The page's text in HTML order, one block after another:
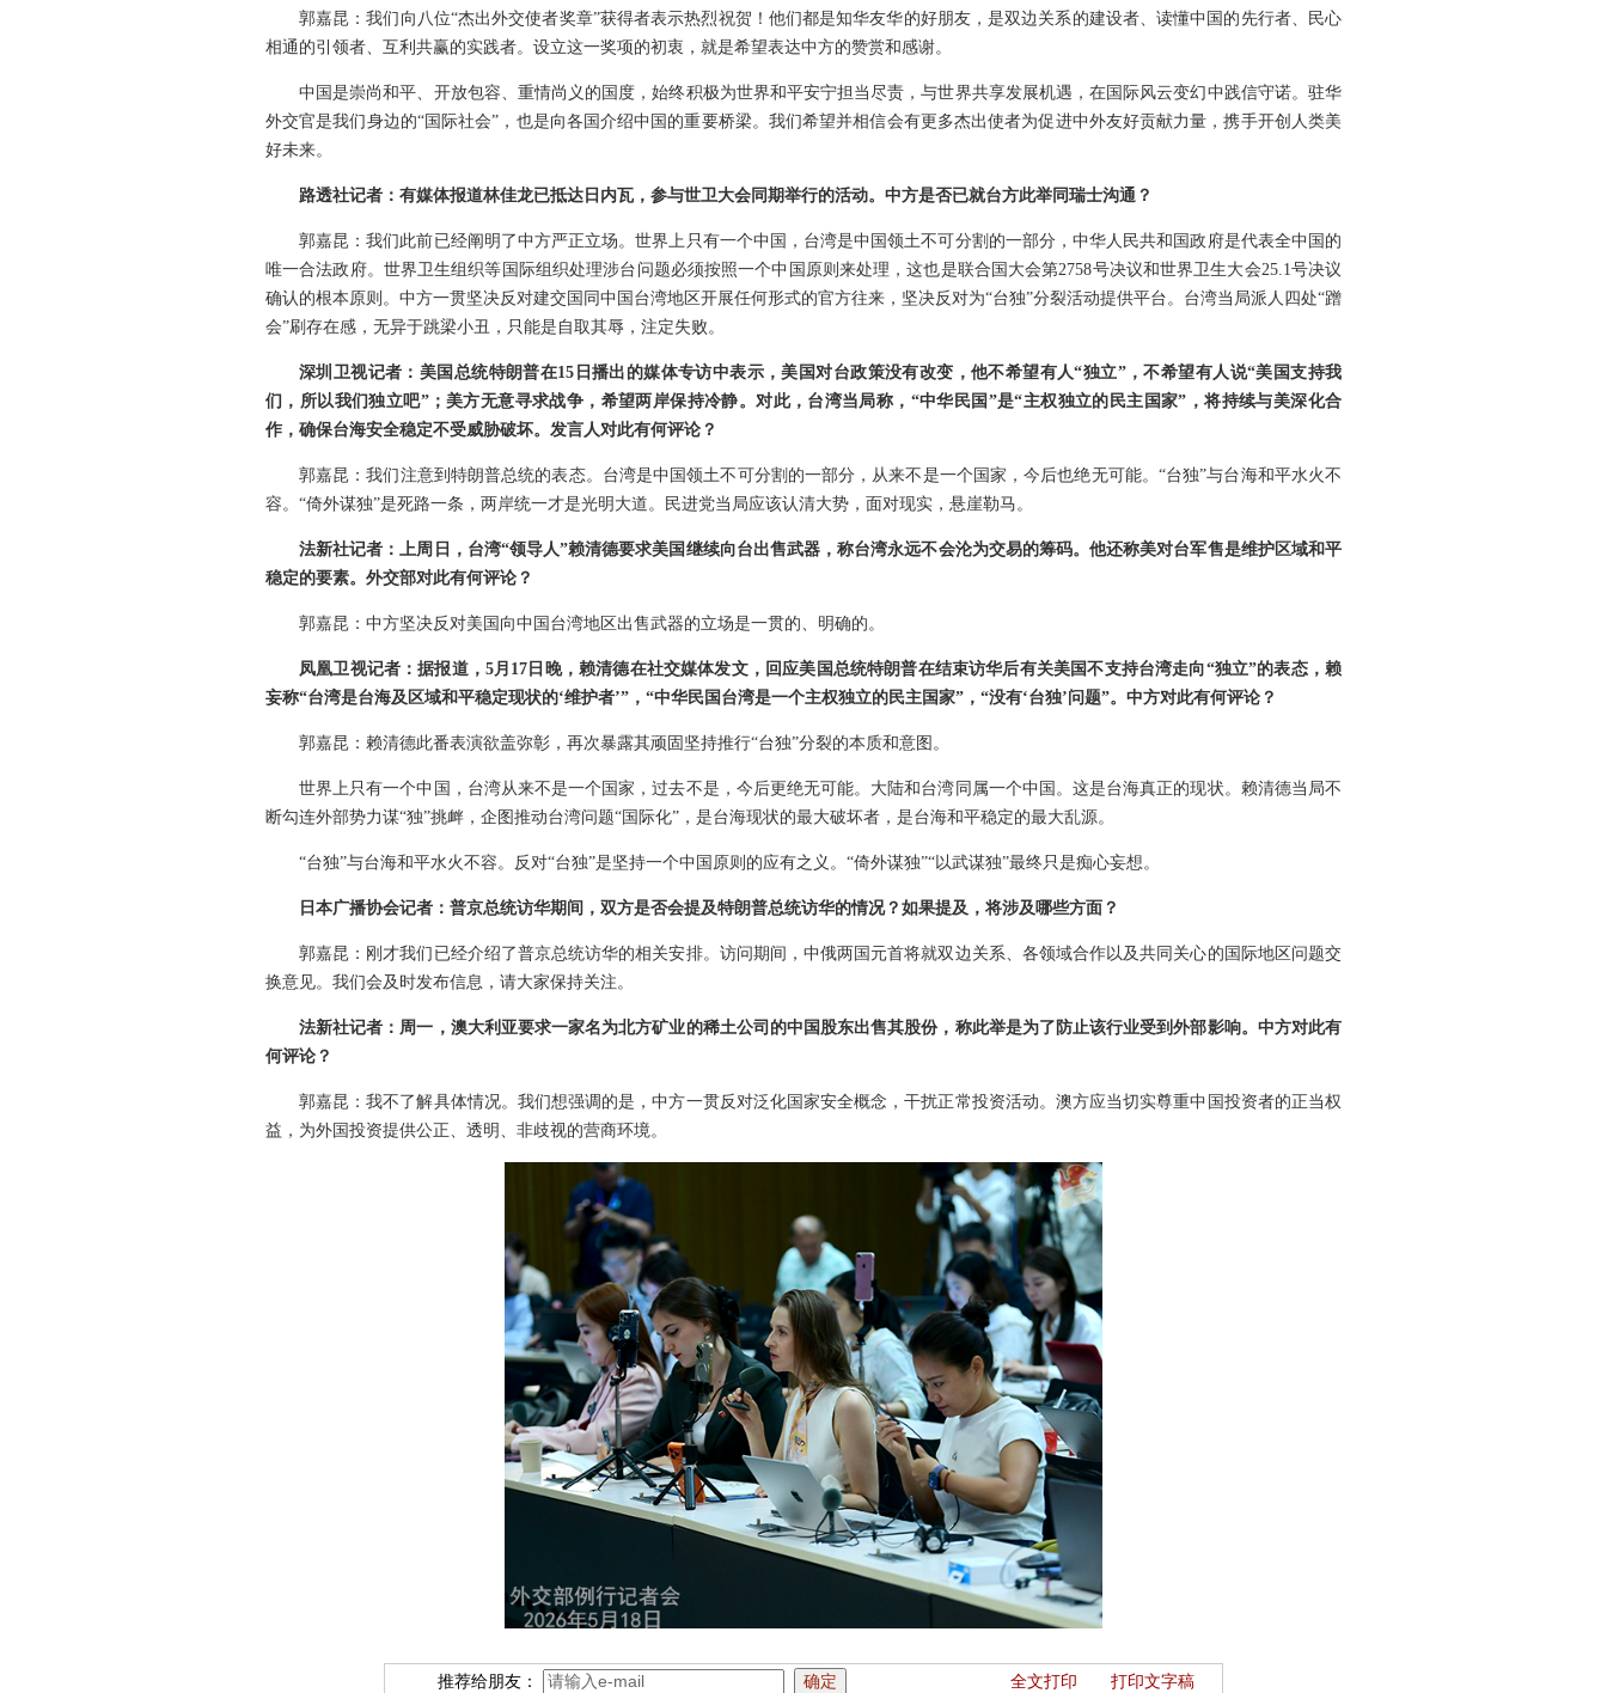
郭嘉昆：我们向八位“杰出外交使者奖章”获得者表示热烈祝贺！他们都是知华友华的好朋友，是双边关系的建设者、读懂中国的先行者、民心
相通的引领者、互利共赢的实践者。设立这一奖项的初衷，就是希望表达中方的赞赏和感谢。
中国是崇尚和平、开放包容、重情尚义的国度，始终积极为世界和平安宁担当尽责，与世界共享发展机遇，在国际风云变幻中践信守诺。驻华
外交官是我们身边的“国际社会”，也是向各国介绍中国的重要桥梁。我们希望并相信会有更多杰出使者为促进中外友好贡献力量，携手开创人类美
好未来。
路透社记者：有媒体报道林佳龙已抵达日内瓦，参与世卫大会同期举行的活动。中方是否已就台方此举同瑞士沟通？
郭嘉昆：我们此前已经阐明了中方严正立场。世界上只有一个中国，台湾是中国领土不可分割的一部分，中华人民共和国政府是代表全中国的
唯一合法政府。世界卫生组织等国际组织处理涉台问题必须按照一个中国原则来处理，这也是联合国大会第2758号决议和世界卫生大会25.1号决议
确认的根本原则。中方一贯坚决反对建交国同中国台湾地区开展任何形式的官方往来，坚决反对为“台独”分裂活动提供平台。台湾当局派人四处“蹭
会”刷存在感，无异于跳梁小丑，只能是自取其辱，注定失败。
深圳卫视记者：美国总统特朗普在15日播出的媒体专访中表示，美国对台政策没有改变，他不希望有人“独立”，不希望有人说“美国支持我
们，所以我们独立吧”；美方无意寻求战争，希望两岸保持冷静。对此，台湾当局称，“中华民国”是“主权独立的民主国家”，将持续与美深化合
作，确保台海安全稳定不受威胁破坏。发言人对此有何评论？
郭嘉昆：我们注意到特朗普总统的表态。台湾是中国领土不可分割的一部分，从来不是一个国家，今后也绝无可能。“台独”与台海和平水火不
容。“倚外谋独”是死路一条，两岸统一才是光明大道。民进党当局应该认清大势，面对现实，悬崖勒马。
法新社记者：上周日，台湾“领导人”赖清德要求美国继续向台出售武器，称台湾永远不会沦为交易的筹码。他还称美对台军售是维护区域和平
稳定的要素。外交部对此有何评论？
郭嘉昆：中方坚决反对美国向中国台湾地区出售武器的立场是一贯的、明确的。
凤凰卫视记者：据报道，5月17日晚，赖清德在社交媒体发文，回应美国总统特朗普在结束访华后有关美国不支持台湾走向“独立”的表态，赖
妄称“台湾是台海及区域和平稳定现状的‘维护者’”，“中华民国台湾是一个主权独立的民主国家”，“没有‘台独’问题”。中方对此有何评论？
郭嘉昆：赖清德此番表演欲盖弥彰，再次暴露其顽固坚持推行“台独”分裂的本质和意图。
世界上只有一个中国，台湾从来不是一个国家，过去不是，今后更绝无可能。大陆和台湾同属一个中国。这是台海真正的现状。赖清德当局不
断勾连外部势力谋“独”挑衅，企图推动台湾问题“国际化”，是台海现状的最大破坏者，是台海和平稳定的最大乱源。
“台独”与台海和平水火不容。反对“台独”是坚持一个中国原则的应有之义。“倚外谋独”“以武谋独”最终只是痴心妄想。
日本广播协会记者：普京总统访华期间，双方是否会提及特朗普总统访华的情况？如果提及，将涉及哪些方面？
郭嘉昆：刚才我们已经介绍了普京总统访华的相关安排。访问期间，中俄两国元首将就双边关系、各领域合作以及共同关心的国际地区问题交
换意见。我们会及时发布信息，请大家保持关注。
法新社记者：周一，澳大利亚要求一家名为北方矿业的稀土公司的中国股东出售其股份，称此举是为了防止该行业受到外部影响。中方对此有
何评论？
郭嘉昆：我不了解具体情况。我们想强调的是，中方一贯反对泛化国家安全概念，干扰正常投资活动。澳方应当切实尊重中国投资者的正当权
益，为外国投资提供公正、透明、非歧视的营商环境。
推荐给朋友： 全文打印 打印文字稿